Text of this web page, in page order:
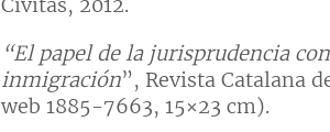
“El papel de la jurisprudencia
inmigración”, Revista Catalana
web 1885-7663, 15×23 cm).